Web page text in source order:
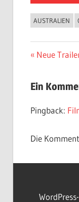
AUSTRALIEN
Vorheriger
Neue
Ein
Pingback:
Die